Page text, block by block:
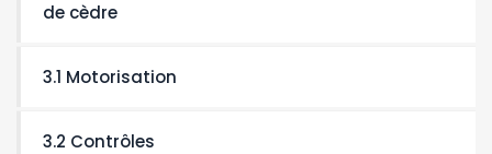
de cèdre
3.1 Motorisation
3.2 Contrôles